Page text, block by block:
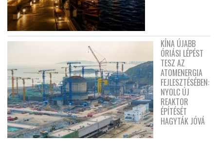
KÍNA ÚJABB
ÓRIÁSI LÉPÉST
TESZ AZ
ATOMENERGIA
FEJLESZTÉSÉBEN:
NYOLC ÚJ
REAKTOR
ÉPÍTÉSÉT
HAGYTÁK JÓVÁ